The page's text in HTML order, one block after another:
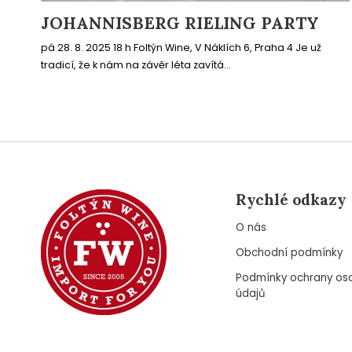
JOHANNISBERG RIELING PARTY
pá 28. 8. 2025 18 h Foltýn Wine, V Náklích 6, Praha 4 Je už
tradicí, že k nám na závěr léta zavítá...
Rychlé odkazy
O nás
Obchodní podmínky
Podmínky ochrany
údajů